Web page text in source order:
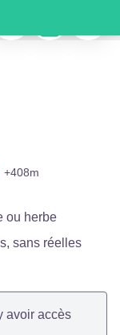
en plein écran
+408m
ou herbe
sans réelles
avoir accès